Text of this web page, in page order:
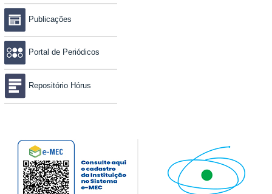
Publicações
Portal de Periódicos
Repositório Hórus